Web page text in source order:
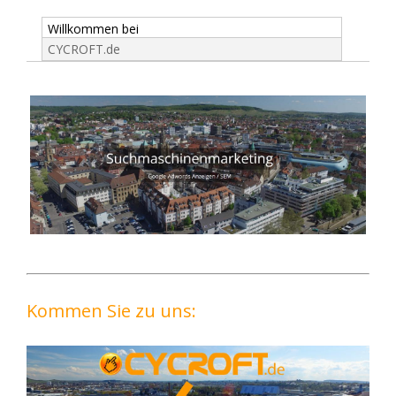
Willkommen bei
CYCROFT.de
Kommen Sie zu uns: